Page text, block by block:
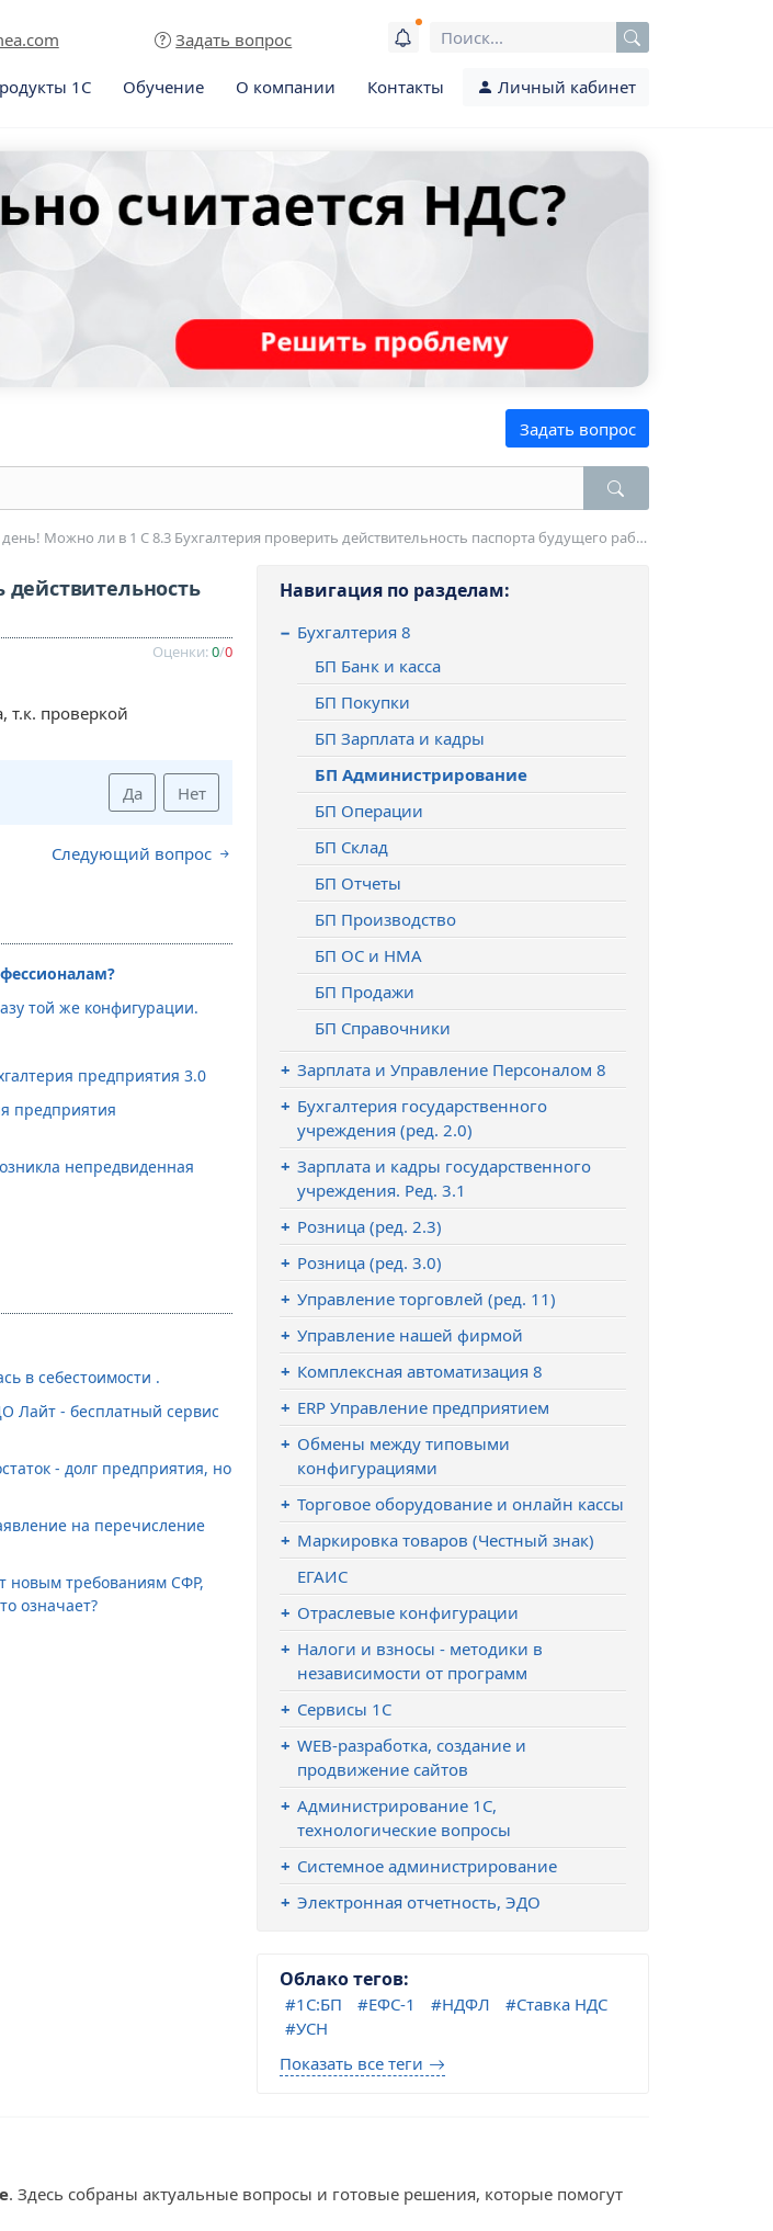
Задать вопрос
1С Обучение О компании Контакты Личный кабинет
Задать вопрос
Можно ли в 1 С 8.3 Бухгалтерия проверить действительность паспорта будущего работника?
Навигация по разделам:
Бухгалтерия 8
БП Банк и касса
БП Покупки
БП Зарплата и кадры
БП Администрирование
БП Операции
БП Склад
БП Отчеты
БП Производство
БП ОС и НМА
БП Продажи
БП Справочники
Зарплата и Управление Персоналом 8
Бухгалтерия государственного
учреждения (ред. 2.0)
Зарплата и кадры государственного
учреждения. Ред. 3.1
Розница (ред. 2.3)
Розница (ред. 3.0)
Управление торговлей (ред. 11)
Управление нашей фирмой
Комплексная автоматизация 8
ERP Управление предприятием
Обмены между типовыми
конфигурациями
Торговое оборудование и онлайн кассы
Маркировка товаров (Честный знак)
ЕГАИС
Отраслевые конфигурации
Налоги и взносы - методики в
независимости от программ
Сервисы 1С
WEB-разработка, создание и
продвижение сайтов
Администрирование 1С,
технологические вопросы
Системное администрирование
Электронная отчетность, ЭДО
Облако тегов:
1С:БП ЕФС-1 НДФЛ
Ставка НДС
УСН
Показать все теги
Оценки:0/0
т.к. проверкой
Да Нет
Следующий вопрос
той же конфигурации.
предприятия 3.0
предприятия
непредвиденная
в себестоимости .
Лайт - бесплатный сервис
- долг предприятия, но
на перечисление
новым требованиям СФР,
означает?
. Здесь собраны актуальные вопросы и готовые решения, которые помогут